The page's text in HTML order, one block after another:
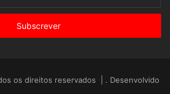
os direitos reservados | . Desenvolvido